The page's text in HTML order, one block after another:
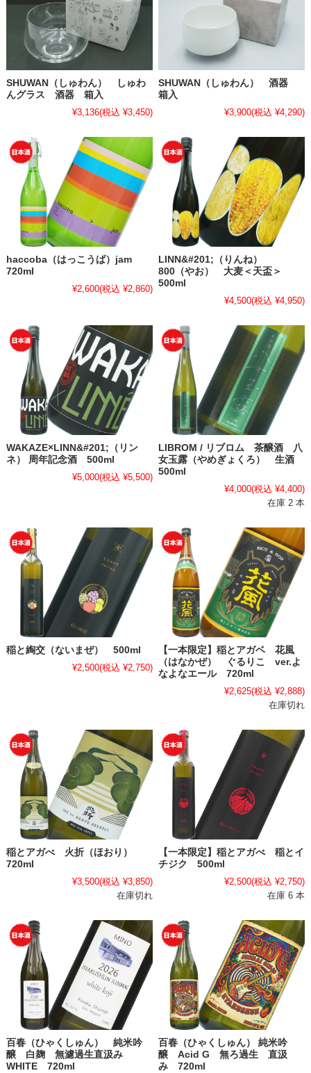
SHUWAN（しゅわん） しゅわ
んグラス 酒器 箱入
¥3,136(税込 ¥3,450)
SHUWAN（しゅわん） 酒器
箱入
¥3,900(税込 ¥4,290)
haccoba（はっこうば）jam
720ml
¥2,600(税込 ¥2,860)
LINN&#201;（りんね）
800（やお） 大麦＜天盃＞
500ml
¥4,500(税込 ¥4,950)
WAKAZE×LINN&#201;（リン
ネ） 周年記念酒 500ml
¥5,000(税込 ¥5,500)
LIBROM / リブロム 茶醸酒 八
女玉露（やめぎょくろ） 生酒
500ml
¥4,000(税込 ¥4,400)
在庫 2 本
稲と綯交（ないまぜ） 500ml
¥2,500(税込 ¥2,750)
【一本限定】稲とアガベ 花風
（はなかぜ） ぐるりこ ver.よ
なよなエール 720ml
¥2,625(税込 ¥2,888)
在庫切れ
稲とアガべ 火折（ほおり）
720ml
¥3,500(税込 ¥3,850)
在庫切れ
【一本限定】稲とアガべ 稲とイ
チジク 500ml
¥2,500(税込 ¥2,750)
在庫 6 本
百春（ひゃくしゅん） 純米吟
醸 白麹 無濾過生直汲み
WHITE 720ml
百春（ひゃくしゅん） 純米吟
醸 Acid G 無ろ過生 直汲
み 720ml